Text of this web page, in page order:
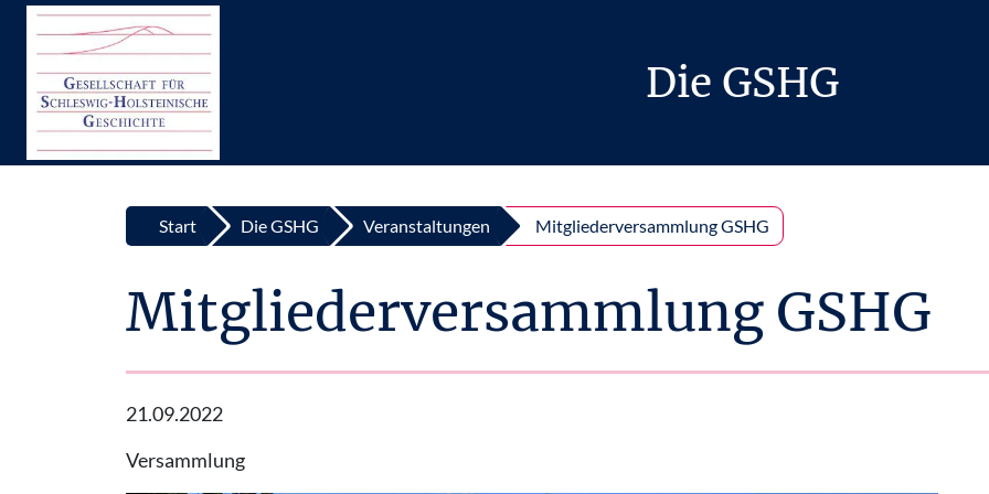
Die GSHG
Start Die GSHG Veranstaltungen Mitgliederversammlung GSHG
Mitgliederversammlung GSHG
21.09.2022
Versammlung